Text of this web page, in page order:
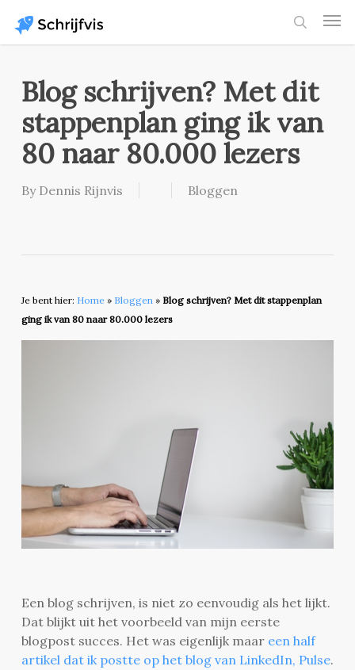
main
Blog schrijven? Met dit
stappenplan ging ik van
80 naar 80.000 lezers
By Dennis Rijnvis Bloggen
Je bent hier: Home» Bloggen» Blog schrijven? Met dit stappenplan
ging ik van 80 naar 80.000 lezers
Een blog schrijven, is niet zo eenvoudig als het lijkt.
Dat blijkt uit het voorbeeld van mijn eerste
blogpost succes. Het was eigenlijk maar een half
artikel dat ik postte op het blog van LinkedIn, Pulse.